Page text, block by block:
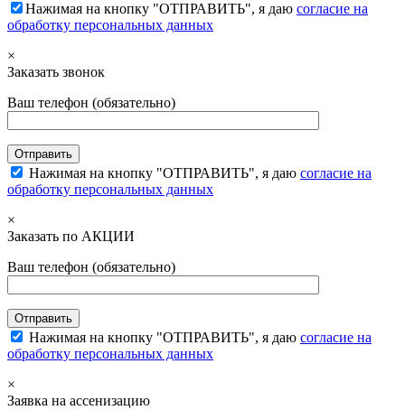
Нажимая на кнопку "ОТПРАВИТЬ", я даю согласие на
обработку персональных данных
×
Заказать звонок
Ваш телефон (обязательно)
Нажимая на кнопку "ОТПРАВИТЬ", я даю согласие на
обработку персональных данных
×
Заказать по АКЦИИ
Ваш телефон (обязательно)
Нажимая на кнопку "ОТПРАВИТЬ", я даю согласие на
обработку персональных данных
×
Заявка на ассенизацию